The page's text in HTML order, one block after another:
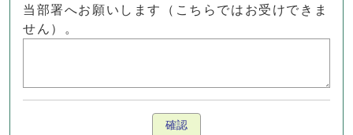
当部署へお願いします（こちらではお受けできま
せん）。
確認